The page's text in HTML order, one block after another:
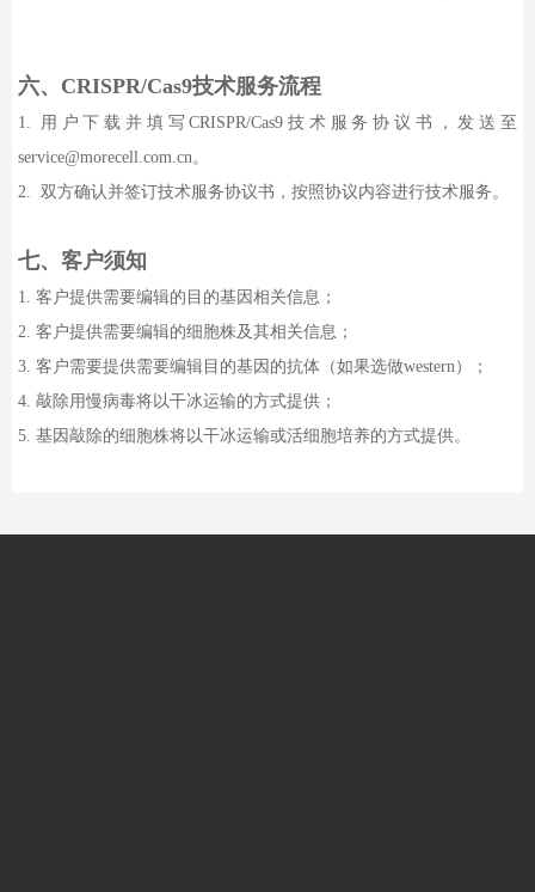
六、 CRISPR/Cas9技术服务流程
1. 用户下载并填写CRISPR/Cas9 技术服务协议书，发送至
service@morecell.com.cn。
2. 双方确认并签订技术服务协议书，按照协议内容进行技术服务。
七、 客户须知
1. 客户提供需要编辑的目的基因相关信息；
2. 客户提供需要编辑的细胞株及其相关信息；
3. 客户需要提供需要编辑目的基因的抗体（如果选做western）；
4. 敲除用慢病毒将以干冰运输的方式提供；
5. 基因敲除的细胞株将以干冰运输或活细胞培养的方式提供。